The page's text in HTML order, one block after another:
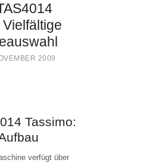
2009
Tassimo:
verfügt über